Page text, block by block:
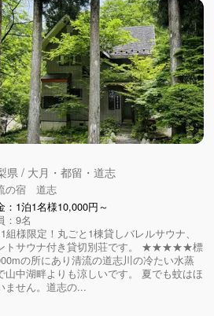
県 / 大月・都留・道志
の宿 道志
：1泊1名様10,000円～
：9名
組様限定！丸ごと1棟貸しバレルサウナ、
トサウナ付き貸切別荘です。 ★★★★★標
の所にあり清流の道志川の冷たい水蒸
山中湖畔よりも涼しいです。 夏でも蚊はほ
ません。道志の...